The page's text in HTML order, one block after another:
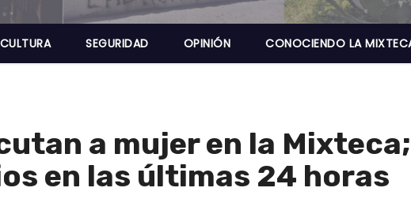
CULTURA SEGURIDAD OPINIÓN CONOCIENDO LA
a mujer en la
en las últimas 24 horas